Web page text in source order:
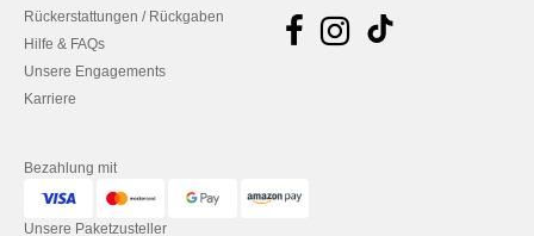
Rückerstattungen / Rückgaben
Hilfe & FAQs
Unsere Engagements
Karriere
Bezahlung mit
Unsere Paketzusteller